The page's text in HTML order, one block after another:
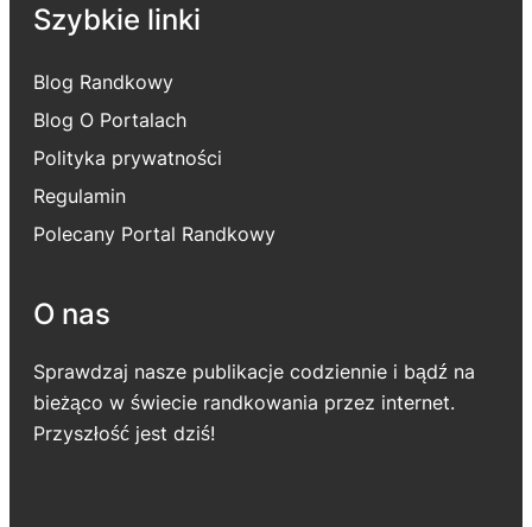
Szybkie linki
Blog Randkowy
Blog O Portalach
Polityka prywatności
Regulamin
Polecany Portal Randkowy
O nas
Sprawdzaj nasze publikacje codziennie i bądź na
bieżąco w świecie randkowania przez internet.
Przyszłość jest dziś!